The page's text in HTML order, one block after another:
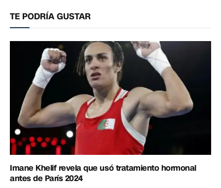
TE PODRÍA GUSTAR
Imane Khelif revela que usó tratamiento hormonal
antes de París 2024